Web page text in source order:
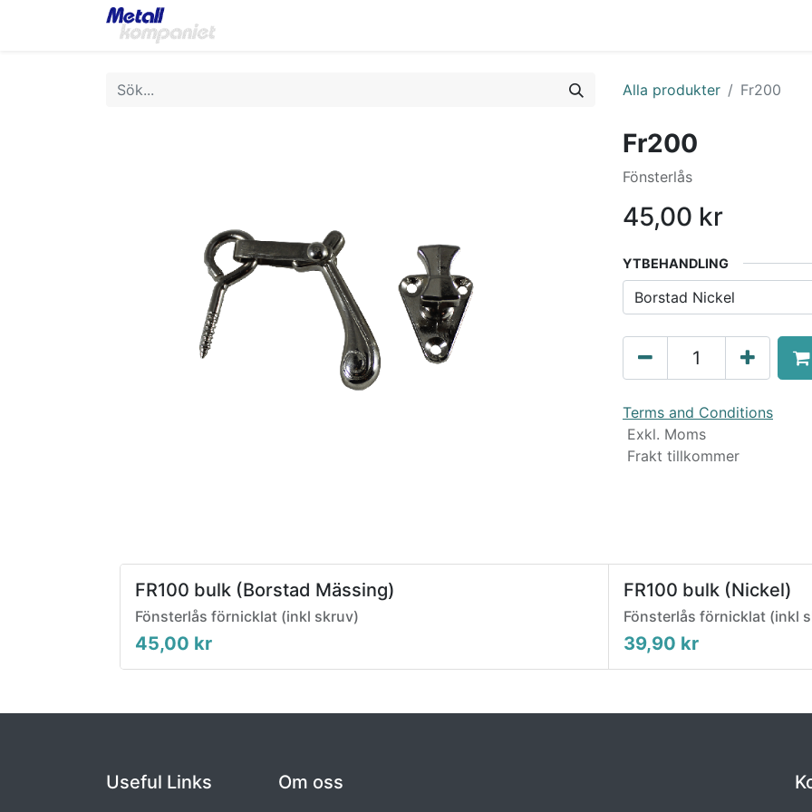
Alla produkter Fr200
Fr200
Fönsterlås
45,00 kr
YTBEHANDLING
Terms and Conditions
Exkl. Moms
Frakt tillkommer
FR100 bulk (Borstad Mässing)
Fönsterlås förnicklat (inkl skruv)
45,00 kr
FR100 bulk (Nickel)
Fönsterlås förnicklat (inkl
39,90 kr
Useful Links Om oss